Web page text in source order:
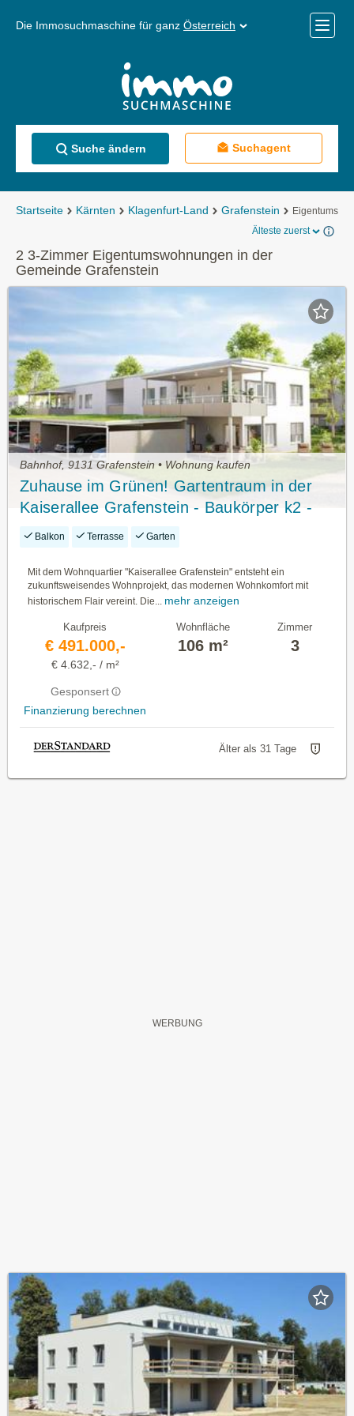
Die Immosuchmaschine für ganz Österreich
Menü
Suche ändern Suchagent
Startseite Kärnten Klagenfurt-Land Grafenstein
Älteste zuerst
2 3-Zimmer Eigentumswohnungen in der
Gemeinde Grafenstein
Bahnhof, 9131 Grafenstein • Wohnung kaufen
Zuhause im Grünen! Gartentraum in der
Kaiserallee Grafenstein - Baukörper k2 -
Top 1 (Eg)
Balkon Terrasse Garten
Mit dem Wohnquartier "Kaiserallee Grafenstein" entsteht ein
zukunftsweisendes Wohnprojekt, das modernen Wohnkomfort mit
historischem Flair vereint. Die...
mehr anzeigen
Kaufpreis
€ 491.000,-
€ 4.632,- / m²
Gesponsert
Finanzierung berechnen
Wohnfläche
106 m²
Zimmer
3
Älter als 31 Tage